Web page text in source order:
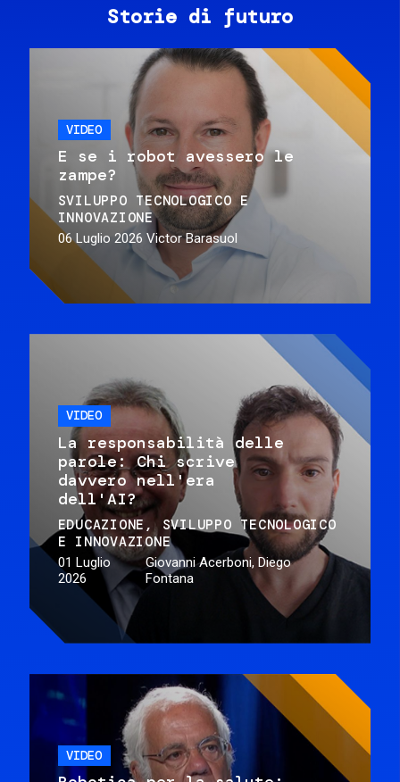
Storie di futuro
VIDEO
E se i robot avessero le
zampe?
SVILUPPO TECNOLOGICO E
INNOVAZIONE
06 Luglio 2026 Victor Barasuol
VIDEO
La responsabilità delle
parole: Chi scrive
davvero nell'era
dell'AI?
EDUCAZIONE
SVILUPPO TECNOLOGICO
E INNOVAZIONE
01 Luglio
2026
Giovanni Acerboni, Diego
Fontana
VIDEO